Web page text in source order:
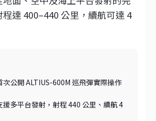
達 400–440 公里，續航可達 4
次公開 ALTIUS-600M 巡飛彈實際操作
援多平台發射，射程 440 公里、續航 4